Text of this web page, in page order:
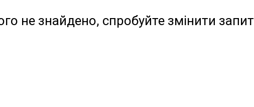
не знайдено, спробуйте змінити запит